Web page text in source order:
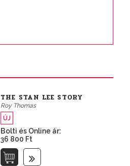
THE STAN LEE STORY
Roy Thomas
ÚJ
Bolti és Online ár:
36 800 Ft